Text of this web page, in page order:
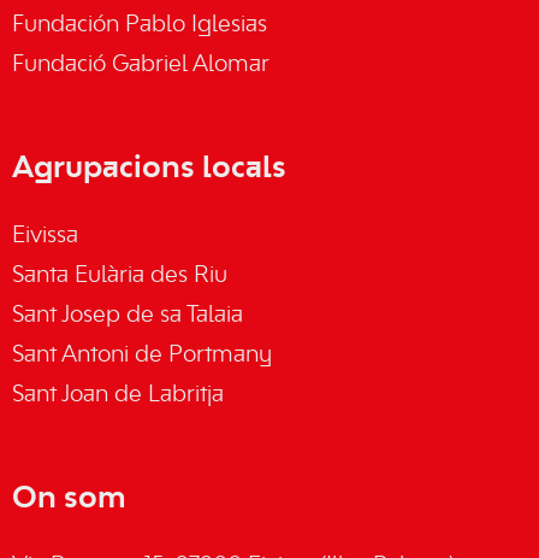
Fundación Pablo Iglesias
Fundació Gabriel Alomar
Agrupacions locals
Eivissa
Santa Eulària des Riu
Sant Josep de sa Talaia
Sant Antoni de Portmany
Sant Joan de Labritja
On som